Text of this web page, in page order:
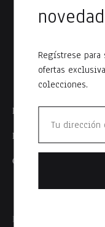
Política de Envíos
Politica de Privacidad
Contacto
DIRECCION Salvador
Regístrese
ofertas
colecciones.